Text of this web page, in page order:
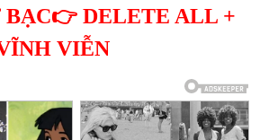
BẠC👉 DELETE ALL +
VIỄN